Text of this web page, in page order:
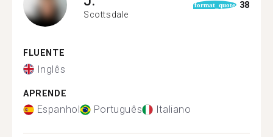
Scottsdale
format_quote 38
FLUENTE
Inglês
APRENDE
Espanhol Português Italiano